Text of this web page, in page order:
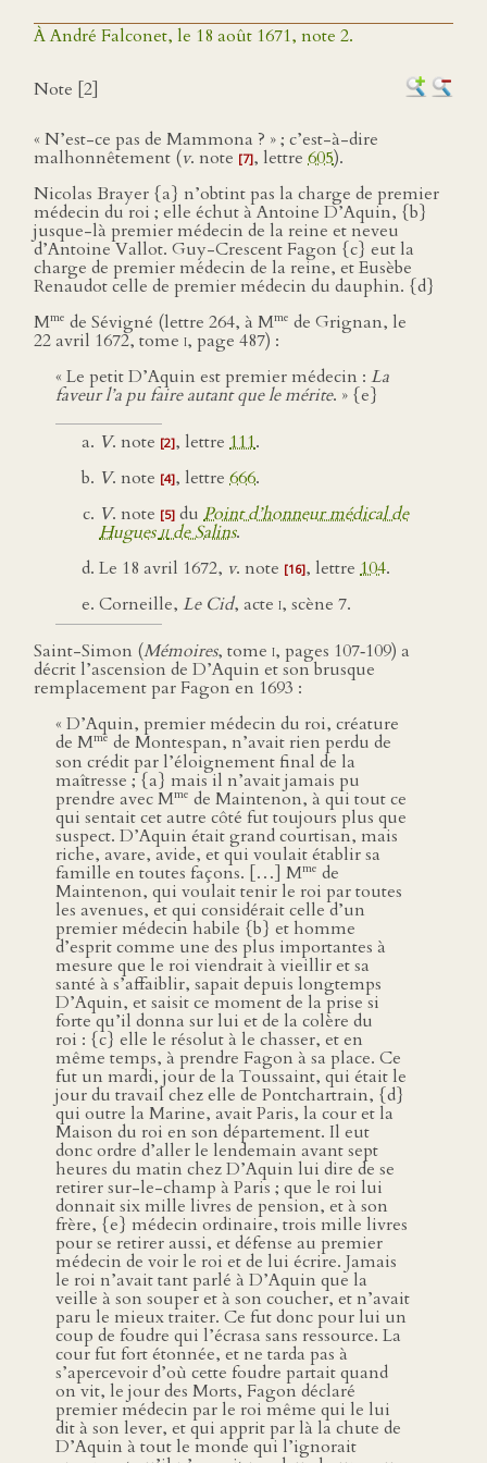
À André Falconet, le 18 août 1671, note 2.
Note [2]
« N’est-ce pas de Mammona ? » ; c’est-à-dire
malhonnêtement (v. note [7], lettre 605).
Nicolas Brayer {a} n’obtint pas la charge de premier
médecin du roi ; elle échut à Antoine D’Aquin, {b}
jusque-là premier médecin de la reine et neveu
d’Antoine Vallot. Guy-Crescent Fagon {c} eut la
charge de premier médecin de la reine, et Eusèbe
Renaudot celle de premier médecin du dauphin. {d}
Mme de Sévigné (lettre 264, à Mme de Grignan, le
22 avril 1672, tome i, page 487) :
« Le petit D’Aquin est premier médecin : La
faveur l’a pu faire autant que le mérite. » {e}
V. note [2], lettre 111.
V. note [4], lettre 666.
V. note [5] du Point d’honneur médical de
Huguesiide Salins.
Le 18 avril 1672, v. note [16], lettre 104.
Corneille, Le Cid, acte i, scène 7.
Saint-Simon (Mémoires, tome i, pages 107‑109) a
décrit l’ascension de D’Aquin et son brusque
remplacement par Fagon en 1693 :
« D’Aquin, premier médecin du roi, créature
de Mme de Montespan, n’avait rien perdu de
son crédit par l’éloignement final de la
maîtresse ; {a} mais il n’avait jamais pu
prendre avec Mme de Maintenon, à qui tout ce
qui sentait cet autre côté fut toujours plus que
suspect. D’Aquin était grand courtisan, mais
riche, avare, avide, et qui voulait établir sa
famille en toutes façons. […] Mme de
Maintenon, qui voulait tenir le roi par toutes
les avenues, et qui considérait celle d’un
premier médecin habile {b} et homme
d’esprit comme une des plus importantes à
mesure que le roi viendrait à vieillir et sa
santé à s’affaiblir, sapait depuis longtemps
D’Aquin, et saisit ce moment de la prise si
forte qu’il donna sur lui et de la colère du
roi : {c} elle le résolut à le chasser, et en
même temps, à prendre Fagon à sa place. Ce
fut un mardi, jour de la Toussaint, qui était le
jour du travail chez elle de Pontchartrain, {d}
qui outre la Marine, avait Paris, la cour et la
Maison du roi en son département. Il eut
donc ordre d’aller le lendemain avant sept
heures du matin chez D’Aquin lui dire de se
retirer sur-le-champ à Paris ; que le roi lui
donnait six mille livres de pension, et à son
frère, {e} médecin ordinaire, trois mille livres
pour se retirer aussi, et défense au premier
médecin de voir le roi et de lui écrire. Jamais
le roi n’avait tant parlé à D’Aquin que la
veille à son souper et à son coucher, et n’avait
paru le mieux traiter. Ce fut donc pour lui un
coup de foudre qui l’écrasa sans ressource. La
cour fut fort étonnée, et ne tarda pas à
s’apercevoir d’où cette foudre partait quand
on vit, le jour des Morts, Fagon déclaré
premier médecin par le roi même qui le lui
dit à son lever, et qui apprit par là la chute de
D’Aquin à tout le monde qui l’ignorait